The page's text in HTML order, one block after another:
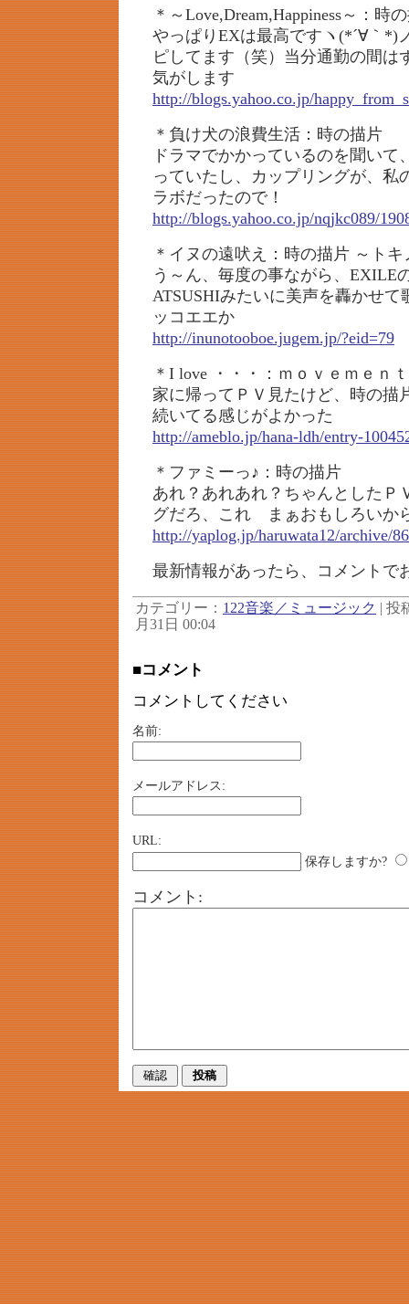
＊～Love,Dream,Happiness～：時
やっぱりEXは最高ですヽ(*´∀｀*)
ピしてます（笑）当分通勤の間は
気がします
http://blogs.yahoo.co.jp/
＊負け犬の浪費生活：時の描片
ドラマでかかっているのを聞いて
っていたし、カップリングが、私
ラボだったので！
http://blogs.yahoo.co.jp/nqjkc089/
＊イヌの遠吠え：時の描片 ～ト
う～ん、毎度の事ながら、EXILE
ATSUSHIみたいに美声を轟かせて
ッコエエか
http://inunotooboe.jugem.jp/?eid=79
＊I love ・・・：ｍｏｖｅｍｅｎｔ
家に帰ってＰＶ見たけど、時の描
続いてる感じがよかった
http://ameblo.jp/hana-ldh/entry-
＊ファミーっ♪：時の描片
あれ？あれあれ？ちゃんとした
グだろ、これ まぁおもしろいか
http://yaplog.jp/haruwata12/archive/
最新情報があったら、コメントで
カテゴリー： 122音楽／ミュージック | 投
月31日 00:04
■コメント
コメントしてください
名前:
メールアドレス:
URL:
保存しますか?
コメント: